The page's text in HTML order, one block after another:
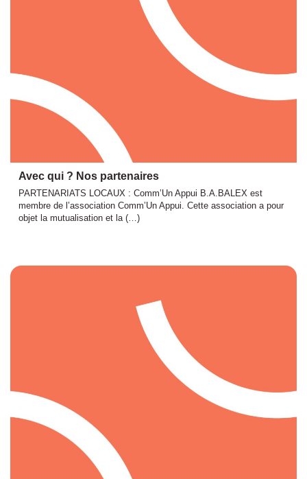
Avec qui ? Nos partenaires
PARTENARIATS LOCAUX : Comm’Un Appui B.A.BALEX est
membre de l’association Comm’Un Appui. Cette association a pour
objet la mutualisation et la (…)